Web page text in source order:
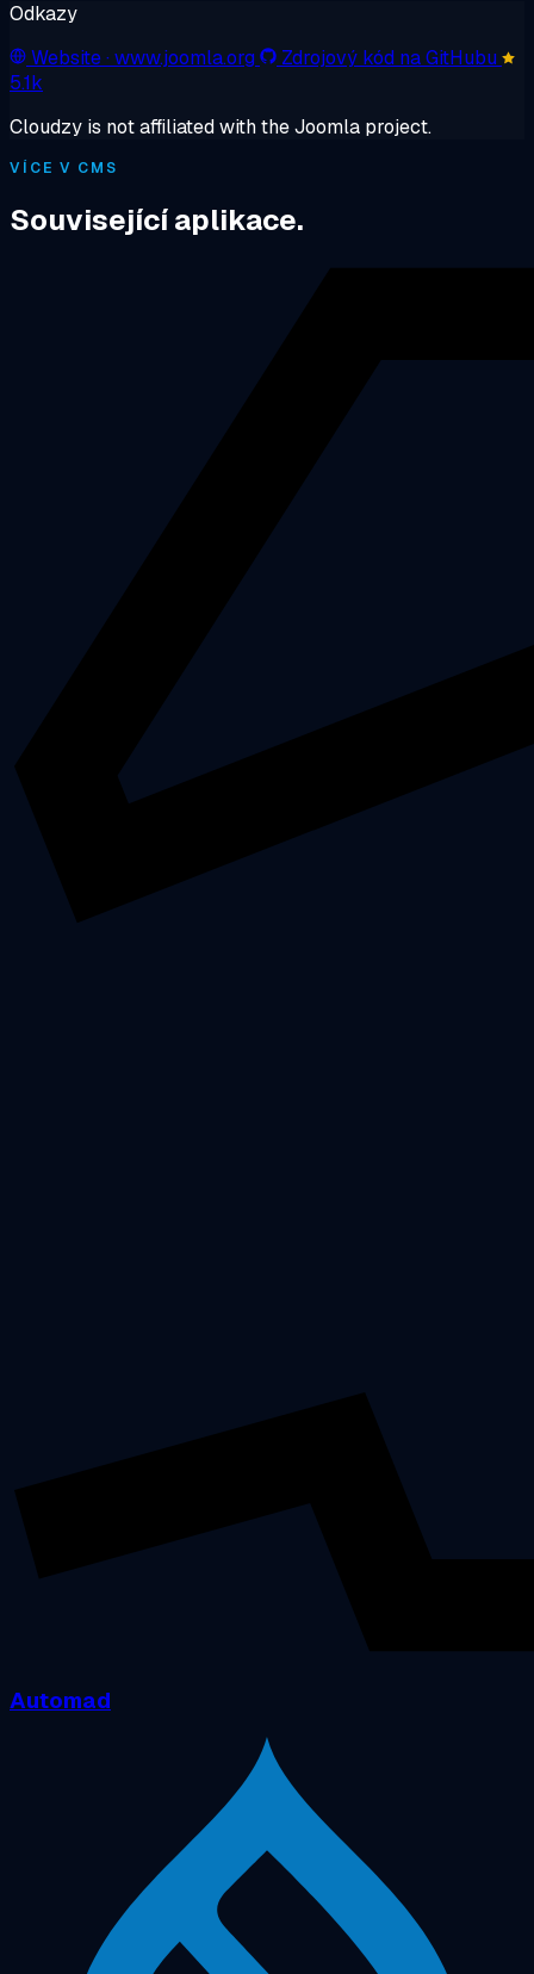
Odkazy
Website· www.joomla.org
Zdrojový kód na GitHubu
5.1k
Cloudzy is not affiliated with the Joomla project.
VÍCE V CMS
Související aplikace.
Automad